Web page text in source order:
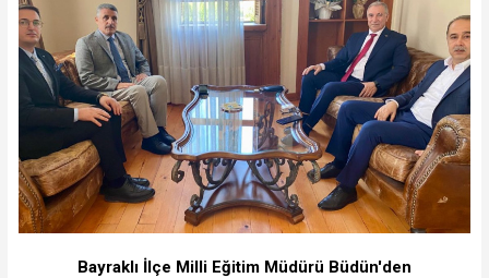
Bayraklı İlçe Milli Eğitim Müdürü Büdün'den